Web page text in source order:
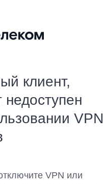
клиент,
VPN
VPN или